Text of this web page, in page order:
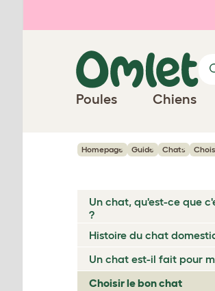
Poules Chiens
Homepage Guide Chats
Un chat, qu'est-ce que
?
Histoire du chat
Un chat est-il fait pour
Choisir le bon chat